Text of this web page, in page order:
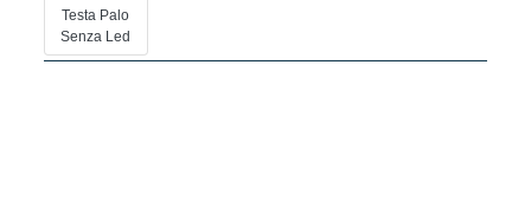
Testa Palo
Senza Led